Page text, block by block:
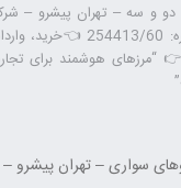
دو و سه – تهران پیشرو –
ترخیص کالا تاریخ: 2/10/1397 شماره: 254413/60
“مرزهای هوشمند برای